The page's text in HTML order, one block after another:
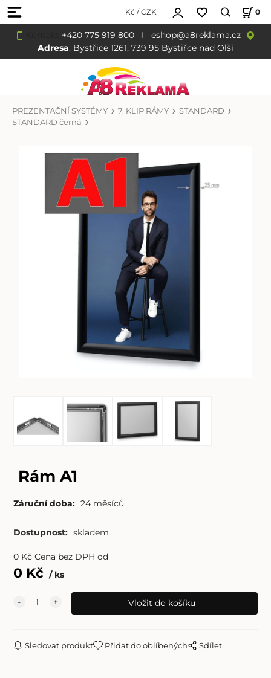
Kč / CZK 0
+420 775 919 800I
eshop@a8reklama.cz
Adresa: Bystřice 1261, 739 95 Bystiřce nad Olší
PREZENTAČNÍ SYSTÉMY 7. KLIP RÁMY
STANDARD
STANDARD černá
Rám A1
Záruční doba: 24 měsíců
Dostupnost: skladem
0Kč Cena bez DPH od
0 Kč ks
Sledovat produkt Přidat do oblíbených Sdílet